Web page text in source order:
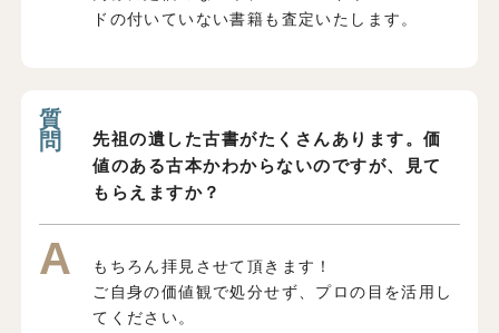
ドの付いていない書籍も査定いたします。
先祖の遺した古書がたくさんあります。価
値のある古本かわからないのですが、見て
もらえますか？
もちろん拝見させて頂きます！
ご自身の価値観で処分せず、プロの目を活用し
てください。